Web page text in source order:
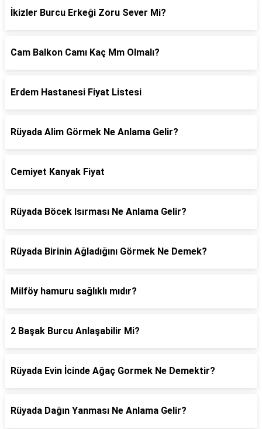
İkizler Burcu Erkeği Zoru Sever Mi?
Cam Balkon Camı Kaç Mm Olmalı?
Erdem Hastanesi Fiyat Listesi
Rüyada Alim Görmek Ne Anlama Gelir?
Cemiyet Kanyak Fiyat
Rüyada Böcek Isırması Ne Anlama Gelir?
Rüyada Birinin Ağladığını Görmek Ne Demek?
Milföy hamuru sağlıklı mıdır?
2 Başak Burcu Anlaşabilir Mi?
Rüyada Evin İcinde Ağaç Gormek Ne Demektir?
Rüyada Dağın Yanması Ne Anlama Gelir?